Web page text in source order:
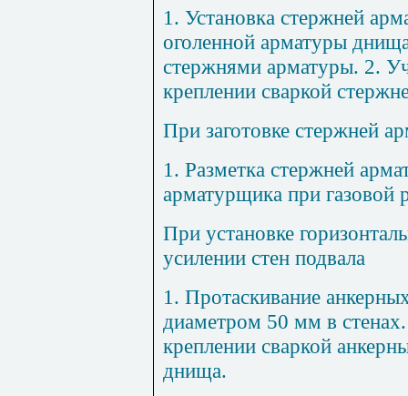
1 . Установка стержней
оголенной арматуры
стержнями арматуры. 2.
креплении сваркой
При заготовке стержней
1 . Разметка стержней
арматурщика при газовой
При установке
усилении стен подвала
1 . Протаскивание
диаметром 50 мм в
креплении сваркой
днища.